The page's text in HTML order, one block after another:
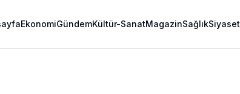
EkonomiGündemKültür-SanatMagazinSağlıkSiyaset